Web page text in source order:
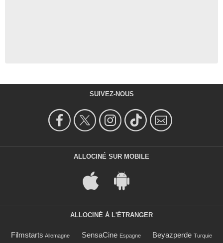
SUIVEZ-NOUS
ALLOCINÉ SUR MOBILE
ALLOCINÉ À L'ÉTRANGER
Filmstarts Allemagne SensaCine Espagne Beyazperde Turquie